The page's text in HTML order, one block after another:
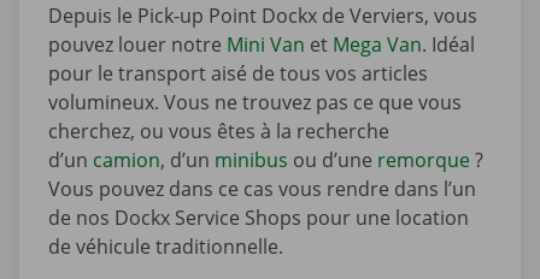
Depuis le Pick-up Point Dockx de Verviers, vous
pouvez louer notre Mini Van et Mega Van. Idéal
pour le transport aisé de tous vos articles
volumineux. Vous ne trouvez pas ce que vous
cherchez, ou vous êtes à la recherche
d’un camion, d’un minibus ou d’une remorque ?
Vous pouvez dans ce cas vous rendre dans l’un
de nos Dockx Service Shops pour une location
de véhicule traditionnelle.